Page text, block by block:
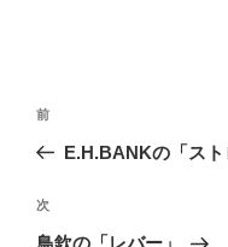
投
ナ
ビ
ゲ
前
の
稿
前
E.H.BANKの「スト
次
の
次
鳥欽の「レバー」